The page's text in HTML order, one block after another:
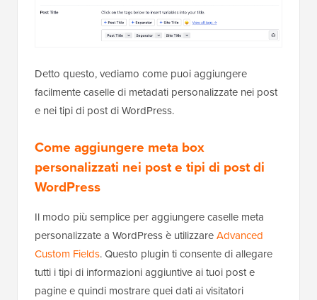
Detto questo, vediamo come puoi aggiungere
facilmente caselle di metadati personalizzate nei post
e nei tipi di post di WordPress.
Come aggiungere meta box
personalizzati nei post e tipi di post di
WordPress
Il modo più semplice per aggiungere caselle meta
personalizzate a WordPress è utilizzareAdvanced
Custom Fields. Questo plugin ti consente di allegare
tutti i tipi di informazioni aggiuntive ai tuoi post e
pagine e quindi mostrare quei dati ai visitatori